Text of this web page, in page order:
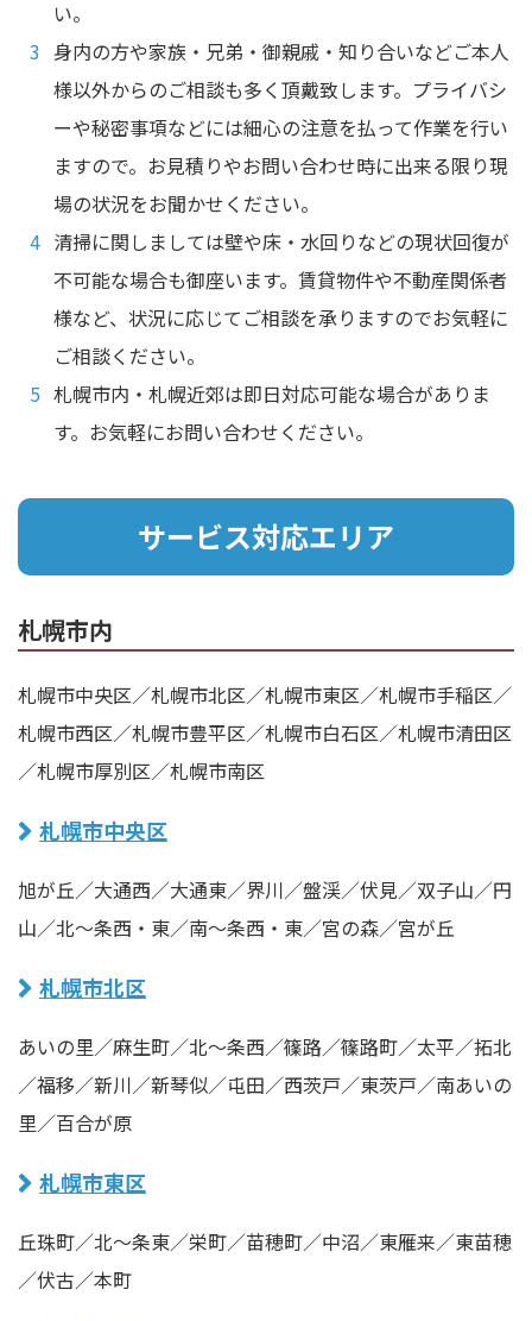
い。
身内の方や家族・兄弟・御親戚・知り合いなどご本人
様以外からのご相談も多く頂戴致します。プライバシ
ーや秘密事項などには細心の注意を払って作業を行い
ますので。お見積りやお問い合わせ時に出来る限り現
場の状況をお聞かせください。
清掃に関しましては壁や床・水回りなどの現状回復が
不可能な場合も御座います。賃貸物件や不動産関係者
様など、状況に応じてご相談を承りますのでお気軽に
ご相談ください。
札幌市内・札幌近郊は即日対応可能な場合がありま
す。お気軽にお問い合わせください。
サービス対応エリア
札幌市内
札幌市中央区／札幌市北区／札幌市東区／札幌市手稲区／
札幌市西区／札幌市豊平区／札幌市白石区／札幌市清田区
／札幌市厚別区／札幌市南区
札幌市中央区
旭が丘／大通西／大通東／界川／盤渓／伏見／双子山／円
山／北〜条西・東／南〜条西・東／宮の森／宮が丘
札幌市北区
あいの里／麻生町／北〜条西／篠路／篠路町／太平／拓北
／福移／新川／新琴似／屯田／西茨戸／東茨戸／南あいの
里／百合が原
札幌市東区
丘珠町／北〜条東／栄町／苗穂町／中沼／東雁来／東苗穂
／伏古／本町